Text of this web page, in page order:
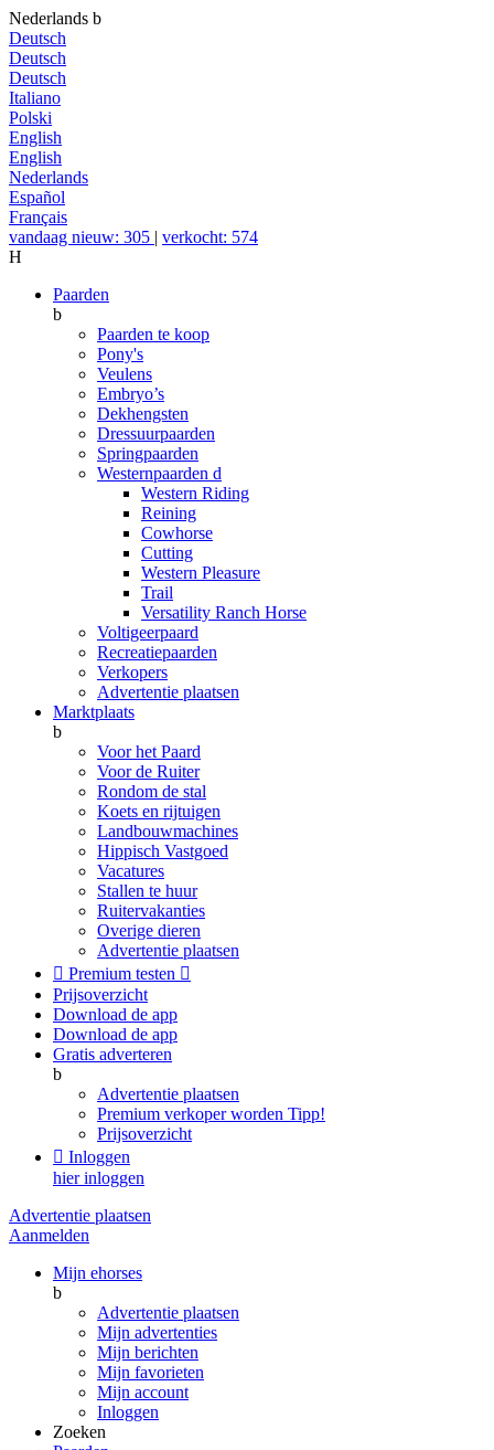
Nederlands b
Deutsch
Deutsch
Deutsch
Italiano
Polski
English
English
Nederlands
Español
Français
vandaag nieuw: 305 | verkocht: 574
H
Paarden
b
Paarden te koop
Pony's
Veulens
Embryo’s
Dekhengsten
Dressuurpaarden
Springpaarden
Westernpaarden d
Western Riding
Reining
Cowhorse
Cutting
Western Pleasure
Trail
Versatility Ranch Horse
Voltigeerpaard
Recreatiepaarden
Verkopers
Advertentie plaatsen
Marktplaats
b
Voor het Paard
Voor de Ruiter
Rondom de stal
Koets en rijtuigen
Landbouwmachines
Hippisch Vastgoed
Vacatures
Stallen te huur
Ruitervakanties
Overige dieren
Advertentie plaatsen
 Premium testen 
Prijsoverzicht
Download de app
Download de app
Gratis adverteren
b
Advertentie plaatsen
Premium verkoper worden Tipp!
Prijsoverzicht
 Inloggen
hier inloggen
Advertentie plaatsen
Aanmelden
Mijn ehorses
b
Advertentie plaatsen
Mijn advertenties
Mijn berichten
Mijn favorieten
Mijn account
Inloggen
Zoeken